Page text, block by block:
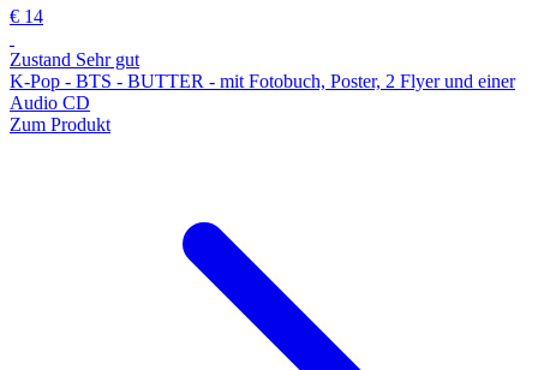
€ 14
Zustand Sehr gut
K-Pop - BTS - BUTTER - mit Fotobuch, Poster, 2 Flyer und einer
Audio CD
Zum Produkt